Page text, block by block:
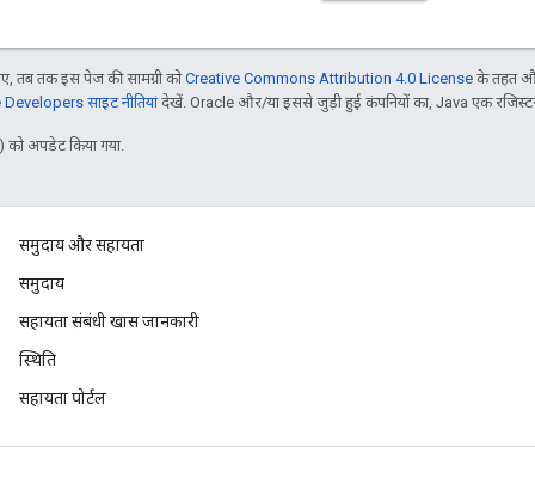
तब तक इस पेज की सामग्री कोCreative Commons Attribution 4.0 License के तहत
साइट नीतियांदेखें. Oracle और/या इससे जुड़ी हुई कंपनियों का, Java एक रजिस्टर
को अपडेट किया गया.
समुदाय और सहायता
समुदाय
सहायता संबंधी खास जानकारी
स्थिति
सहायता पोर्टल